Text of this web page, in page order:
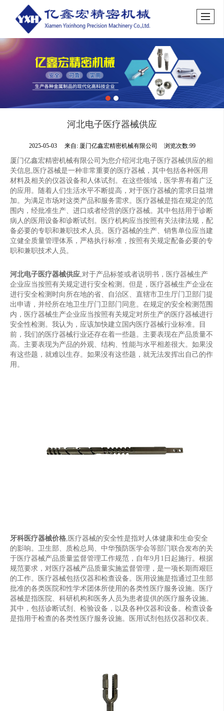
河北电子医疗器械供应
2025-05-03 来自: 厦门亿鑫宏精密机械有限公司 浏览次数:99
厦门亿鑫宏精密机械有限公司为您介绍河北电子医疗器械供应的相
关信息,医疗器械是一种非常重要的医疗器械，其中包括各种医用
材料及相关的仪器设备和人体试剂。在这些领域，医学界有着广泛
的应用。随着人们生活水平不断提高，对于医疗器械的需求日益增
加。为满足市场对这类产品和服务需求。医疗器械是指在规定的范
围内，经批准生产、进口或者经营的医疗器械。其中包括用于诊断
病人的医用设备和诊断试剂。医疗机构应当按照有关法律法规，配
备必要的专职和兼职技术人员。医疗器械的生产、销售单位应当建
立健全质量管理体系，严格执行标准，按照有关规定配备必要的专
职和兼职技术人员。
河北电子医疗器械供应,对于产品标签或者说明书，医疗器械生产
企业应当按照有关规定进行安全检测。但是，医疗器械生产企业在
进行安全检测时向所在地的省、自治区、直辖市卫生厅门卫部门提
出申请，并经所在地卫生厅门卫部门同意。在规定的安全检测范围
内，医疗器械生产企业应当按照有关规定对所生产的医疗器械进行
安全性检测。我认为，应该加快建立国内医疗器械行业标准。目
前，我们的医疗器械行业还存在着一些题。主要表现在产品质量不
高。主要表现为产品的外观、结构、性能与水平相差很大。如果没
有这些题，就难以生存。如果没有这些题，就无法发挥出自己的作
用。
牙科医疗器械价格,医疗器械的安全性是指对人体健康和生命安全
的影响。卫生部、质检总局、中华预防医学会等部门联合发布的关
于医疗器械产品质量监督管理工作规范，自年9月1日起施行。根据
规范要求，对医疗器械产品质量实施监督管理，是一项长期而艰巨
的工作。医疗器械包括仪器和检查设备。医用设施是指通过卫生部
批准的各类医院和性学术团体所使用的各类性医疗服务设施。医疗
器械是指医院、科研机构和医务人员为患者提供的医疗服务设施。
其中，包括诊断试剂、检验设备，以及各种仪器和设备。检查设备
是指用于检查的各类性医疗服务设施。医用试剂包括仪器和仪表。